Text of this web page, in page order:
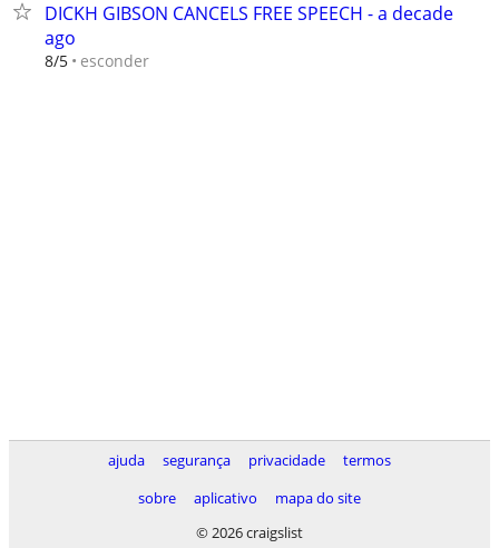
DICKH GIBSON CANCELS FREE SPEECH - a decade
ago
8/5 esconder
ajuda segurança privacidade
termos
sobre
aplicativo
mapa do site
© 2026 craigslist